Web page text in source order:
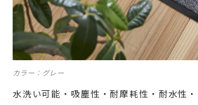
カラー：グレー
水洗い可能・吸塵性・耐摩耗性・耐水性